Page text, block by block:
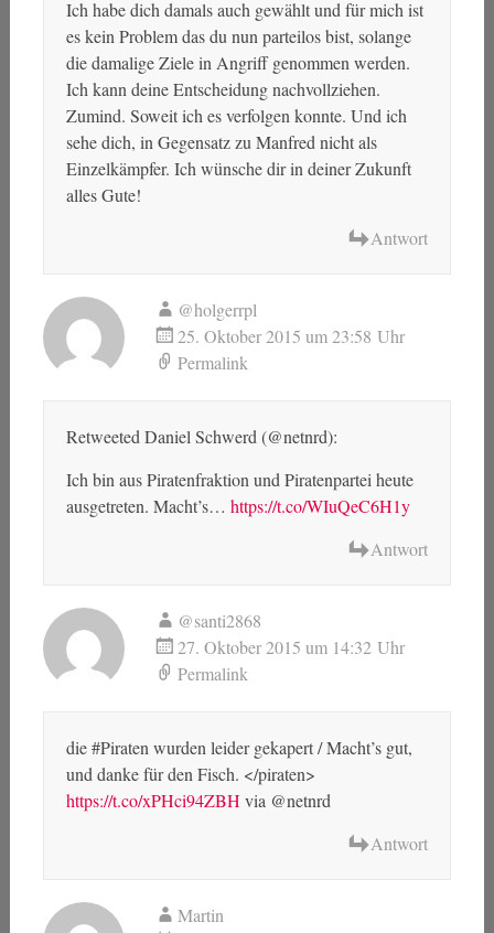
Ich habe dich damals auch gewählt und für mich ist
es kein Problem das du nun parteilos bist, solange
die damalige Ziele in Angriff genommen werden.
Ich kann deine Entscheidung nachvollziehen.
Zumind. Soweit ich es verfolgen konnte. Und ich
sehe dich, in Gegensatz zu Manfred nicht als
Einzelkämpfer. Ich wünsche dir in deiner Zukunft
alles Gute!
Antwort
@holgerrpl
25. Oktober 2015 um 23:58 Uhr
Permalink
Retweeted Daniel Schwerd (@netnrd):
Ich bin aus Piratenfraktion und Piratenpartei heute
ausgetreten. Macht’s… https://t.co/WIuQeC6H1y
Antwort
@santi2868
27. Oktober 2015 um 14:32 Uhr
Permalink
die #Piraten wurden leider gekapert / Macht’s gut,
und danke für den Fisch. </piraten>
https://t.co/xPHci94ZBH via @netnrd
Antwort
Martin